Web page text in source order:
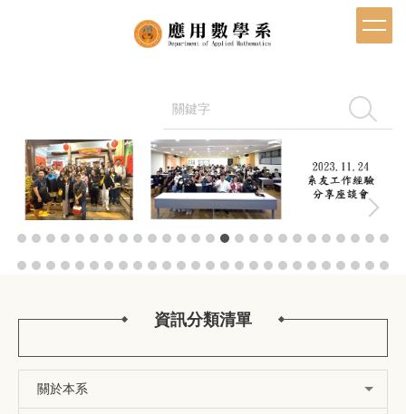
搜尋
資訊分類清單
關於本系